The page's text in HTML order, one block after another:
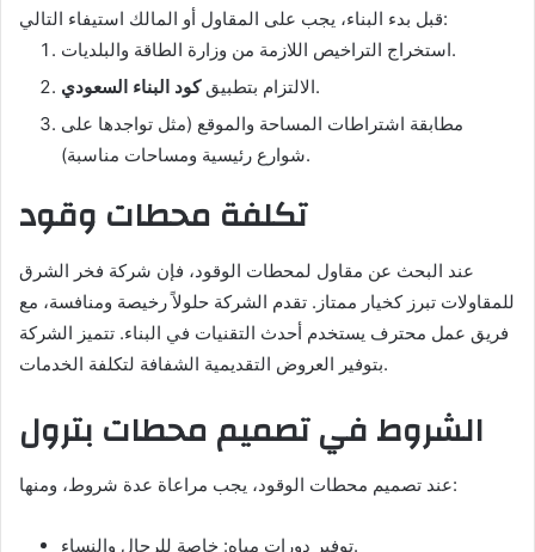
قبل بدء البناء، يجب على المقاول أو المالك استيفاء التالي:
استخراج التراخيص اللازمة من وزارة الطاقة والبلديات.
الالتزام بتطبيقكود البناء السعودي
.
مطابقة اشتراطات المساحة والموقع (مثل تواجدها على
شوارع رئيسية ومساحات مناسبة).
تكلفة محطات وقود
عند البحث عن مقاول لمحطات الوقود، فإن شركة فخر الشرق
للمقاولات تبرز كخيار ممتاز. تقدم الشركة حلولاً رخيصة ومنافسة، مع
فريق عمل محترف يستخدم أحدث التقنيات في البناء. تتميز الشركة
بتوفير العروض التقديمية الشفافة لتكلفة الخدمات.
الشروط في تصميم محطات بترول
عند تصميم محطات الوقود، يجب مراعاة عدة شروط، ومنها:
توفير دورات مياه: خاصة للرجال والنساء.